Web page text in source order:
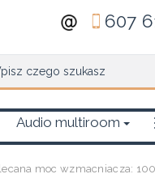
607
Audio multiroom
moc wzmacniacza: